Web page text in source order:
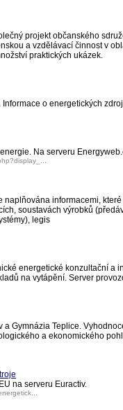
projekt občanského
a vzdělávací činnost v
praktických ukázek.
o energetických
Na serveru
naplňována informacemi,
soustavách výrobků
legis
energetické konzultační a
na vytápění. Server
Gymnázia Teplice.
a ekonomického
na serveru Euractiv.